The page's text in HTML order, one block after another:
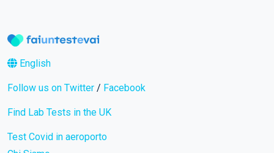
English
Follow us on Twitter / Facebook
Find Lab Tests in the UK
Test Covid in aeroporto